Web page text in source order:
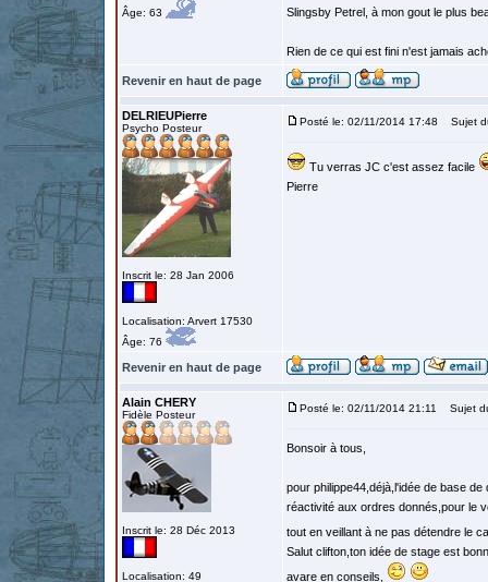
Âge: 63
Slingsby Petrel, à mon gout le plus
Rien de ce qui est fini n'est jamais
Revenir en haut de page
DELRIEUPierre
Psycho Posteur
Inscrit le: 28 Jan 2006
Localisation: Arvert 17530
Âge: 76
Posté le: 02/11/2014 17:48 Sujet
Tu verras JC c'est assez facile
Pierre
Revenir en haut de page
Alain CHERY
Fidèle Posteur
Inscrit le: 28 Déc 2013
Localisation: 49
Posté le: 02/11/2014 21:11 Sujet
Bonsoir à tous,
pour philippe44,déjà,l'idée de base
réactivité aux ordres donnés,pour le
tout en veillant à ne pas détendre le
Salut clifton,ton idée de stage est
avare en conseils,